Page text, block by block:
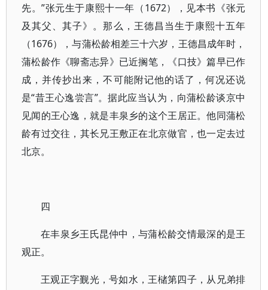
先。”张元生于康熙十一年（1672），见本书《张元
及其父、其子》。那么，王德昌当生于康熙十五年
（1676），与蒲松龄相差三十六岁，王德昌成年时，
蒲松龄作《聊斋志异》已近搁笔，《口技》篇早已作
成，并传抄出来，不可能附记他的话了，何况还说
是“昔王心逸尝言”。据此应当认为，向蒲松龄谈京中
见闻的王心逸，就是丰泉乡的这个王居正。他同蒲松
龄有过交往，其长兄王敷正在北京做官，也一定去过
北京。
四
在丰泉乡王氏昆仲中，与蒲松龄交情最深的是王
观正。
王观正字觐光，号如水，王槠第四子，从兄弟排